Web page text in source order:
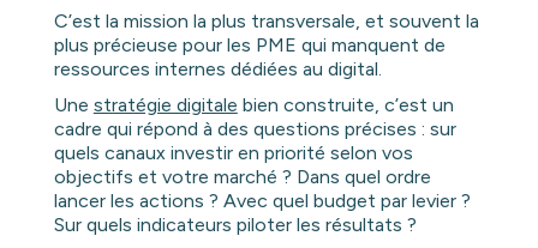
C’est la mission la plus transversale, et souvent la
plus précieuse pour les PME qui manquent de
ressources internes dédiées au digital.
Une stratégie digitale bien construite, c’est un
cadre qui répond à des questions précises : sur
quels canaux investir en priorité selon vos
objectifs et votre marché ? Dans quel ordre
lancer les actions ? Avec quel budget par levier ?
Sur quels indicateurs piloter les résultats ?